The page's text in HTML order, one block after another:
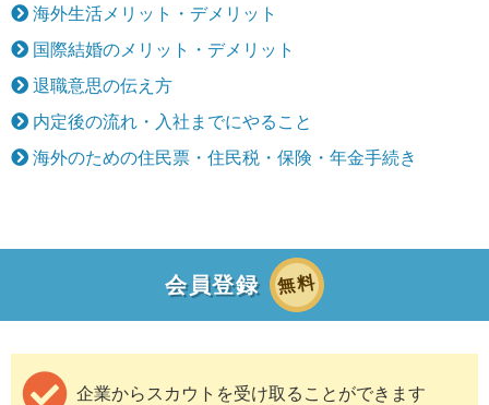
海外生活メリット・デメリット
国際結婚のメリット・デメリット
退職意思の伝え方
内定後の流れ・入社までにやること
海外のための住民票・住民税・保険・年金手続き
会員登録 無料
企業からスカウトを受け取ることができます